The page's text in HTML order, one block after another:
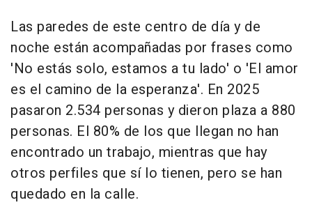
Las paredes de este centro de día y de
noche están acompañadas por frases como
'No estás solo, estamos a tu lado' o 'El amor
es el camino de la esperanza'. En 2025
pasaron 2.534 personas y dieron plaza a 880
personas. El 80% de los que llegan no han
encontrado un trabajo, mientras que hay
otros perfiles que sí lo tienen, pero se han
quedado en la calle.